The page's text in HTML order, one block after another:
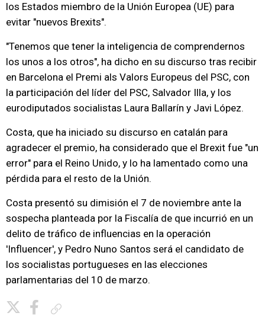
los Estados miembro de la Unión Europea (UE) para
evitar "nuevos Brexits".
"Tenemos que tener la inteligencia de comprendernos
los unos a los otros", ha dicho en su discurso tras recibir
en Barcelona el Premi als Valors Europeus del PSC, con
la participación del líder del PSC, Salvador Illa, y los
eurodiputados socialistas Laura Ballarín y Javi López.
Costa, que ha iniciado su discurso en catalán para
agradecer el premio, ha considerado que el Brexit fue "un
error" para el Reino Unido, y lo ha lamentado como una
pérdida para el resto de la Unión.
Costa presentó su dimisión el 7 de noviembre ante la
sospecha planteada por la Fiscalía de que incurrió en un
delito de tráfico de influencias en la operación
'Influencer', y Pedro Nuno Santos será el candidato de
los socialistas portugueses en las elecciones
parlamentarias del 10 de marzo.